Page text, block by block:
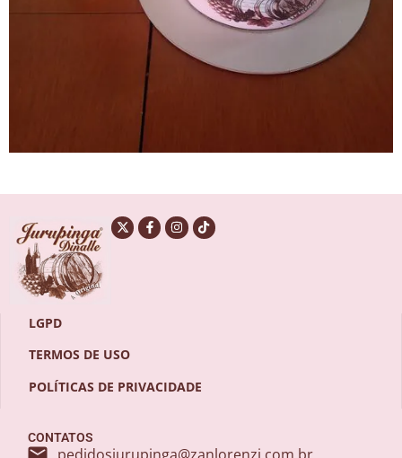
LGPD
TERMOS DE USO
POLÍTICAS DE PRIVACIDADE
CONTATOS